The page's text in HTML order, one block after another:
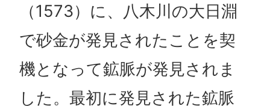
（1573）に、八木川の大日淵
で砂金が発見されたことを契
機となって鉱脈が発見されま
した。最初に発見された鉱脈